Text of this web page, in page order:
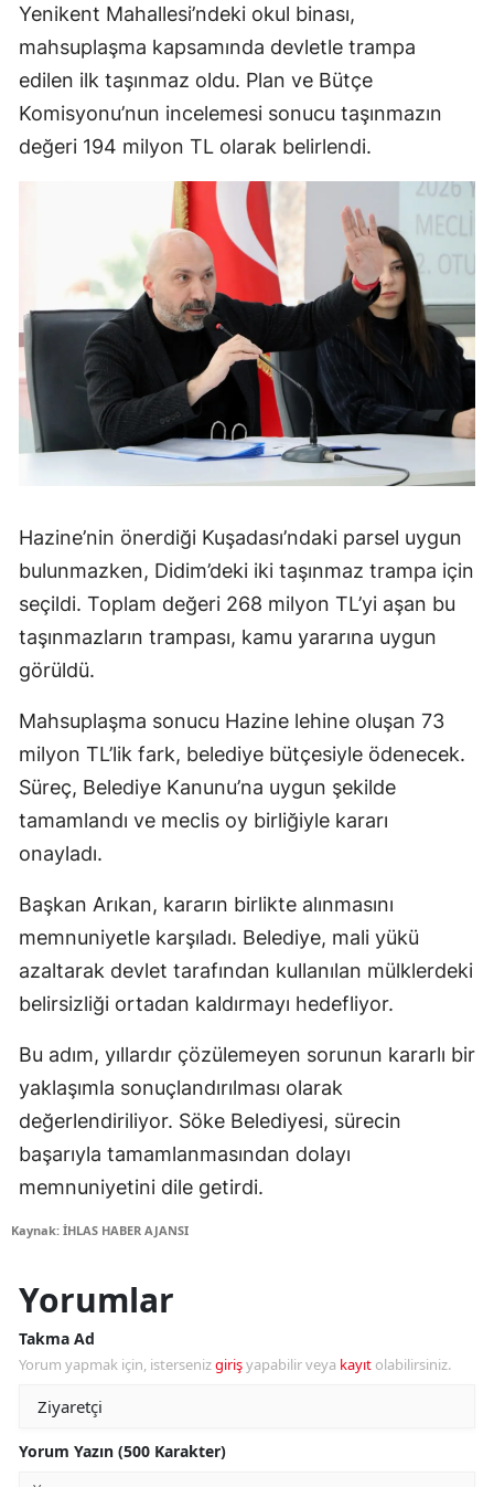
Yenikent Mahallesi’ndeki okul binası,
mahsuplaşma kapsamında devletle trampa
edilen ilk taşınmaz oldu. Plan ve Bütçe
Komisyonu’nun incelemesi sonucu taşınmazın
değeri 194 milyon TL olarak belirlendi.
Hazine’nin önerdiği Kuşadası’ndaki parsel uygun
bulunmazken, Didim’deki iki taşınmaz trampa için
seçildi. Toplam değeri 268 milyon TL’yi aşan bu
taşınmazların trampası, kamu yararına uygun
görüldü.
Mahsuplaşma sonucu Hazine lehine oluşan 73
milyon TL’lik fark, belediye bütçesiyle ödenecek.
Süreç, Belediye Kanunu’na uygun şekilde
tamamlandı ve meclis oy birliğiyle kararı
onayladı.
Başkan Arıkan, kararın birlikte alınmasını
memnuniyetle karşıladı. Belediye, mali yükü
azaltarak devlet tarafından kullanılan mülklerdeki
belirsizliği ortadan kaldırmayı hedefliyor.
Bu adım, yıllardır çözülemeyen sorunun kararlı bir
yaklaşımla sonuçlandırılması olarak
değerlendiriliyor. Söke Belediyesi, sürecin
başarıyla tamamlanmasından dolayı
memnuniyetini dile getirdi.
Kaynak: İHLAS HABER AJANSI
Yorumlar
Takma Ad
Yorum yapmak için, istersenizgirişyapabilir veya kayıt olabilirsiniz.
Yorum Yazın (500 Karakter)